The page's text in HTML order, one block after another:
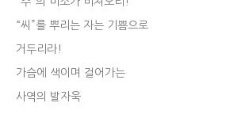
“씨”를 뿌리는 자는 기쁨으로
거두리라!
가슴에 색이며 걸어가는
사역의 발자욱